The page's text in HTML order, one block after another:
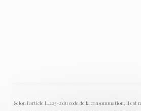
Selon l'article L.223-2 du code de la consommation, il est